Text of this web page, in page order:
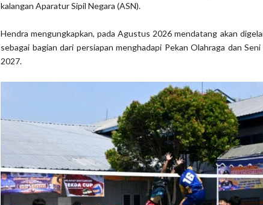
kalangan Aparatur Sipil Negara (ASN).
Hendra mengungkapkan, pada Agustus 2026 mendatang akan
sebagai bagian dari persiapan menghadapi Pekan Olahraga dan
2027.